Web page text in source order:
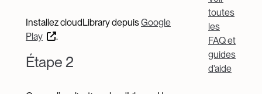
Installez cloudLibrary depuisGoogle
Play
.
Étape 2
toutes
les
FAQ et
guides
d'aide